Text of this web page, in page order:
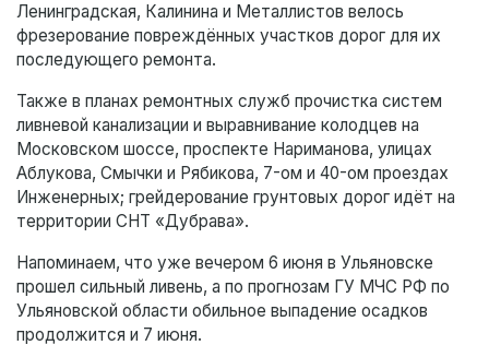
Ленинградская, Калинина и Металлистов велось
фрезерование повреждённых участков дорог для их
последующего ремонта.
Также в планах ремонтных служб прочистка систем
ливневой канализации и выравнивание колодцев на
Московском шоссе, проспекте Нариманова, улицах
Аблукова, Смычки и Рябикова, 7-ом и 40-ом проездах
Инженерных; грейдерование грунтовых дорог идёт на
территории СНТ «Дубрава».
Напоминаем, что уже вечером 6 июня в Ульяновске
прошел сильный ливень, а по прогнозам ГУ МЧС РФ по
Ульяновской области обильное выпадение осадков
продолжится и 7 июня.